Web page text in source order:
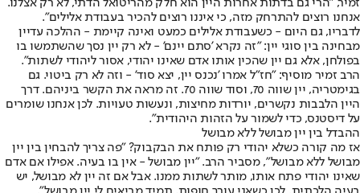
זמיר, "הרי גם בדתות אחרות היין הוא חלק מהריטואל הדתי, לא רק אצלנו.
אנחנו רוצים להתרחק מזה, כי איננו רוצים להכיר בעבודת אלילים".
לדבריו, גם היום - כשעבודת אלילים כמעט ואינה קיימת - ההלכה עדיין
מבחינה בין סוגי יין: "זה נקרא 'סתם יינם' - לא רק יין נסך שהשתמשו בו
בפולחן, אלא גם יין שהכין אותו אדם שאינו יהודי, אסור ליהודי לשתות".
הרב זמיר מוסיף: "חז"ל אמרו 'נכנס יין, יצא סוד' - וזה לא רק ביטוי. גם
בגימטריה, יין שווה 70, וסוד שווה 70. זה מראה את הקשר ביניהם. דרך
היין הלבבות נקשרים, יורדות מחיצות, ונעשות טעויות. לכן אנחנו שומרים
על דיסטנס, כדי לשמור על הזהות היהודית".
ההבדל בין יין מבושל ללא מבושל
אז מה קורה כשלא יהודי רק פותח את הבקבוק? "פה צריך להבחין בין יין
מבושל ללא מבושל", מסביר הרב. "יין מבושל - אין בו בעיה. אפילו אם אדם
שאינו יהודי פתח אותו, מותר לשתות ממנו. אבל אם זה יין לא מבושל, יש